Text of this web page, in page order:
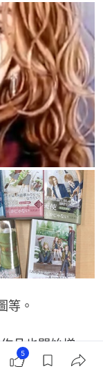
等。
品也開始增
是不是更期待
5